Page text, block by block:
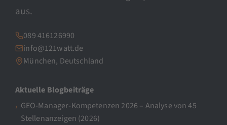
aus.
089 416126990
info@121watt.de
München, Deutschland
Aktuelle Blogbeiträge
GEO-Manager-Kompetenzen 2026 – Analyse von 45
Stellenanzeigen (2026)